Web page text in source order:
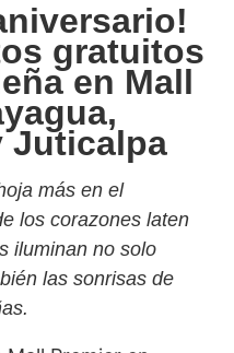
gratuitos
en Mall
Juticalpa
más en el
los corazones laten
iluminan no solo
las sonrisas de